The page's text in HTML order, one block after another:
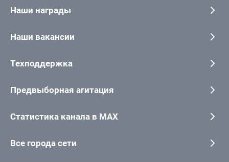
Наши награды
Наши вакансии
Техподдержка
Предвыборная агитация
Статистика канала в MAX
Все города сети